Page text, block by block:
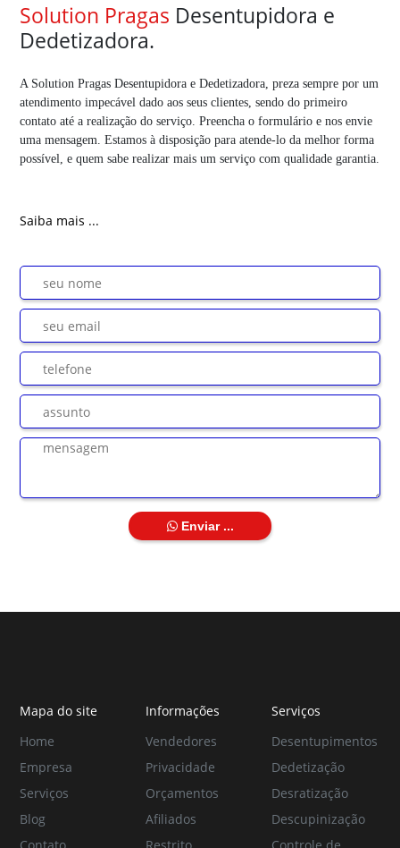
Solution Pragas Desentupidora e
Dedetizadora.
A Solution Pragas Desentupidora e Dedetizadora, preza sempre por um
atendimento impecável dado aos seus clientes, sendo do primeiro
contato até a realização do serviço. Preencha o formulário e nos envie
uma mensagem. Estamos à disposição para atende-lo da melhor forma
possível, e quem sabe realizar mais um serviço com qualidade garantia.
Saiba mais ...
Enviar ...
Mapa do site
Home
Empresa
Serviços
Blog
Informações
Vendedores
Privacidade
Orçamentos
Afiliados
Serviços
Desentupimentos
Dedetização
Desratização
Descupinização